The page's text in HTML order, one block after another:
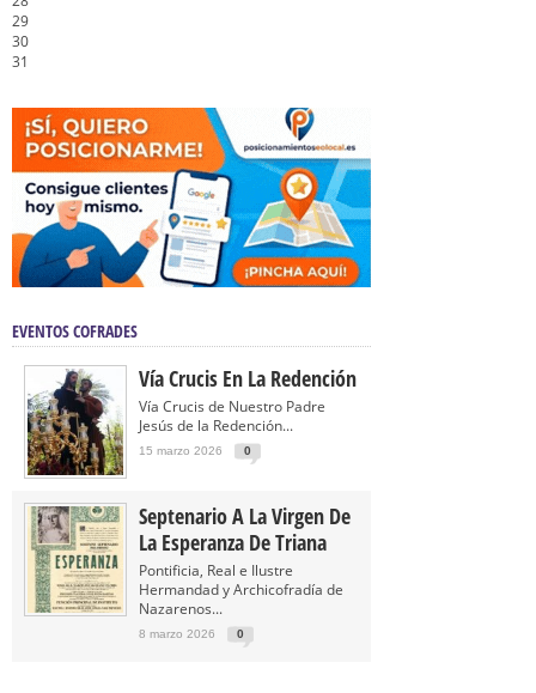
29
30
31
EVENTOS COFRADES
Vía Crucis En La Redención
Vía Crucis de Nuestro Padre
Jesús de la Redención...
15 marzo 2026 0
Septenario A La Virgen De
La Esperanza De Triana
Pontificia, Real e Ilustre
Hermandad y Archicofradía de
Nazarenos...
8 marzo 2026 0